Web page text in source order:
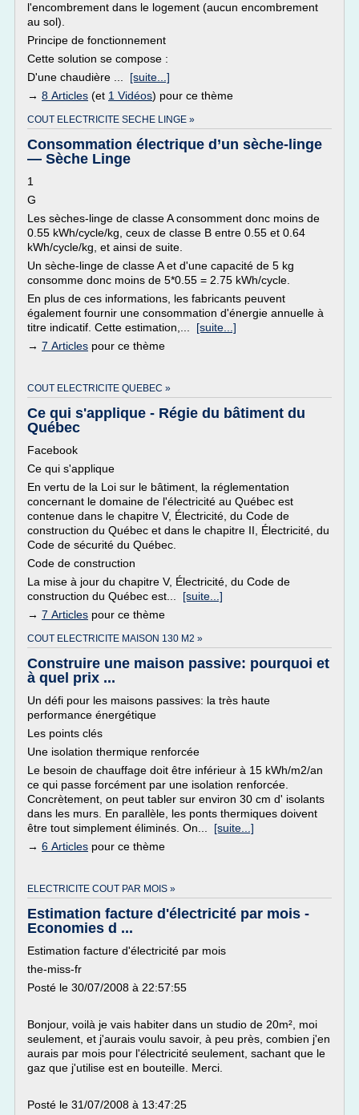
l'encombrement dans le logement (aucun encombrement
au sol).
Principe de fonctionnement
Cette solution se compose :
D'une chaudière ... [suite...]
→ 8 Articles (et 1 Vidéos) pour ce thème
COUT ELECTRICITE SECHE LINGE »
Consommation électrique d’un sèche-linge
— Sèche Linge
1
G
Les sèches-linge de classe A consomment donc moins de
0.55 kWh/cycle/kg, ceux de classe B entre 0.55 et 0.64
kWh/cycle/kg, et ainsi de suite.
Un sèche-linge de classe A et d'une capacité de 5 kg
consomme donc moins de 5*0.55 = 2.75 kWh/cycle.
En plus de ces informations, les fabricants peuvent
également fournir une consommation d'énergie annuelle à
titre indicatif. Cette estimation,... [suite...]
→ 7 Articles pour ce thème
COUT ELECTRICITE QUEBEC »
Ce qui s'applique - Régie du bâtiment du
Québec
Facebook
Ce qui s'applique
En vertu de la Loi sur le bâtiment, la réglementation
concernant le domaine de l'électricité au Québec est
contenue dans le chapitre V, Électricité, du Code de
construction du Québec et dans le chapitre II, Électricité, du
Code de sécurité du Québec.
Code de construction
La mise à jour du chapitre V, Électricité, du Code de
construction du Québec est... [suite...]
→ 7 Articles pour ce thème
COUT ELECTRICITE MAISON 130 M2 »
Construire une maison passive: pourquoi et
à quel prix ...
Un défi pour les maisons passives: la très haute
performance énergétique
Les points clés
Une isolation thermique renforcée
Le besoin de chauffage doit être inférieur à 15 kWh/m2/an
ce qui passe forcément par une isolation renforcée.
Concrètement, on peut tabler sur environ 30 cm d' isolants
dans les murs. En parallèle, les ponts thermiques doivent
être tout simplement éliminés. On... [suite...]
→ 6 Articles pour ce thème
ELECTRICITE COUT PAR MOIS »
Estimation facture d'électricité par mois -
Economies d ...
Estimation facture d'électricité par mois
the-miss-fr
Posté le 30/07/2008 à 22:57:55
Bonjour, voilà je vais habiter dans un studio de 20m², moi
seulement, et j'aurais voulu savoir, à peu près, combien j'en
aurais par mois pour l'électricité seulement, sachant que le
gaz que j'utilise est en bouteille. Merci.
Posté le 31/07/2008 à 13:47:25